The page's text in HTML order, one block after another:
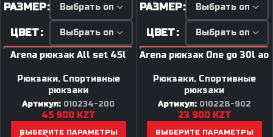
РАЗМЕР
ЦВЕТ
Arena рюкзак All set 45l
Рюкзаки, Спортивные
рюкзаки
Артикул: 010234-200
45 900 KZT
ВЫБЕРИТЕ ПАРАМЕТРЫ
РАЗМЕР
ЦВЕТ
Arena рюкзак One go 30l ao
Рюкзаки, Спортивные
рюкзаки
Артикул: 010228-902
23 900 KZT
ВЫБЕРИТЕ ПАРАМЕТРЫ